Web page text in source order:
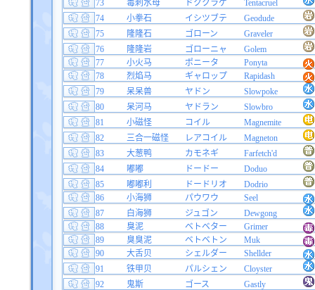
73
毒刺水母 ドククラゲ
Tentacruel
74
小拳石 イシツブテ
Geodude
75
隆隆石 ゴローン
Graveler
76
隆隆岩 ゴローニャ
Golem
77
小火马 ポニータ
Ponyta
78
烈焰马 ギャロップ
Rapidash
79
呆呆兽 ヤドン
Slowpoke
80
呆河马 ヤドラン
Slowbro
81
小磁怪 コイル
Magnemite
82
三合一磁怪 レアコイル
Magneton
83
大葱鸭 カモネギ
Farfetch'd
84
嘟嘟 ドードー
Doduo
85
嘟嘟利 ドードリオ
Dodrio
86
小海狮 パウワウ
Seel
87
白海狮 ジュゴン
Dewgong
88
臭泥 ベトベター
Grimer
89
臭臭泥 ベトベトン
Muk
90
大舌贝 シェルダー
Shellder
91
铁甲贝 パルシェン
Cloyster
92
鬼斯 ゴース
Gastly